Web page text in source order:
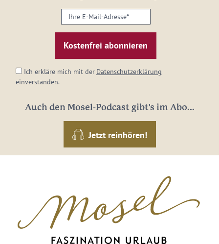
Ihre
E-
Mail-
Adresse:
Ich erkläre mich mit der Datenschutzerklärung
einverstanden.
Auch den Mosel-Podcast gibt's im Abo...
Jetzt reinhören!